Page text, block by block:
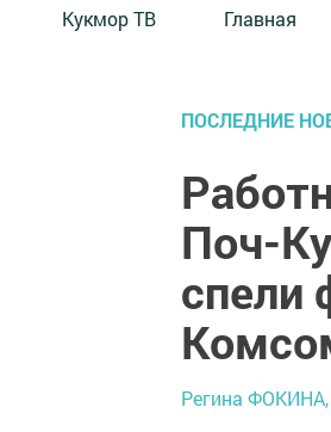
Кукмор ТВ Главная
ПОСЛЕДНИЕ
Поч-
спели
Регина ФОКИНА,